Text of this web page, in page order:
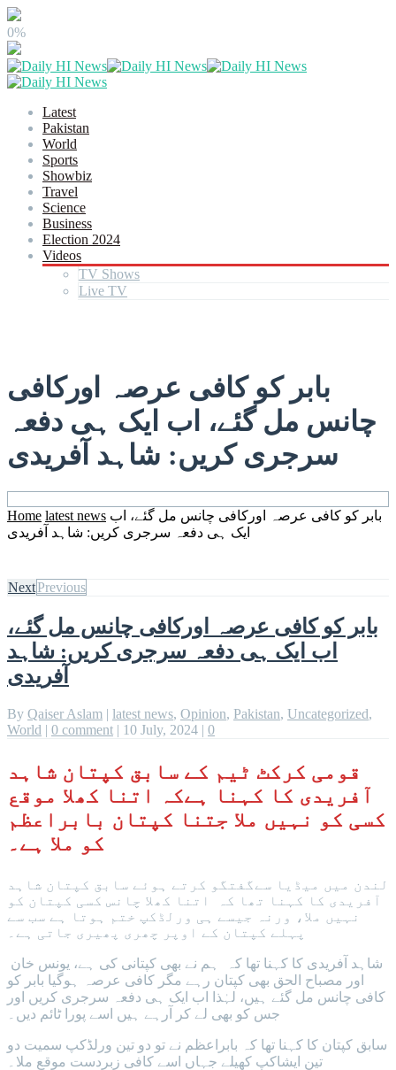
0%
Latest
Pakistan
World
Sports
Showbiz
Travel
Science
Business
Election 2024
Videos
TV Shows
Live TV
بابر کو کافی عرصہ اورکافی
چانس مل گئے، اب ایک ہی دفعہ
سرجری کریں: شاہد آفریدی
Home latest news بابر کو کافی عرصہ اورکافی چانس مل گئے، اب
ایک ہی دفعہ سرجری کریں: شاہد آفریدی
NextPrevious
بابر کو کافی عرصہ اورکافی چانس مل گئے،
اب ایک ہی دفعہ سرجری کریں: شاہد
آفریدی
By Qaiser Aslam | latest news, Opinion, Pakistan, Uncategorized,
World | 0 comment | 10 July, 2024 | 0
قومی کرکٹ ٹیم کے سابق کپتان شاہد
آفریدی کا کہنا ہےکہ اتنا کھلا موقع
کسی کو نہیں ملا جتنا کپتان بابراعظم
کو ملا ہے۔
لندن میں میڈیا سےگفتگو کرتے ہوئے سابق کپتان شاہد
آفریدی کا کہنا تھا کہ اتنا کھلا چانس کسی کپتان کو
نہیں ملا، ورنہ جیسے ہی ورلڈکپ ختم ہوتا ہے سب سے
پہلے کپتان کے اوپر چھری پھیری جاتی ہے۔
شاہد آفریدی کا کہنا تھا کہ ہم نے بھی کپتانی کی ہے، یونس خان
اور مصباح الحق بھی کپتان رہے مگر کافی عرصہ ہوگیا بابر کو
کافی چانس مل گئے ہیں، لہٰذا اب ایک ہی دفعہ سرجری کریں اور
جس کو بھی لے کر آرہے ہیں اسے پورا ٹائم دیں۔
سابق کپتان کا کہنا تھا کہ بابراعظم نے تو دو تین ورلڈکپ سمیت دو
تین ایشاکپ کھیلے جہاں اسے کافی زبردست موقع ملا۔